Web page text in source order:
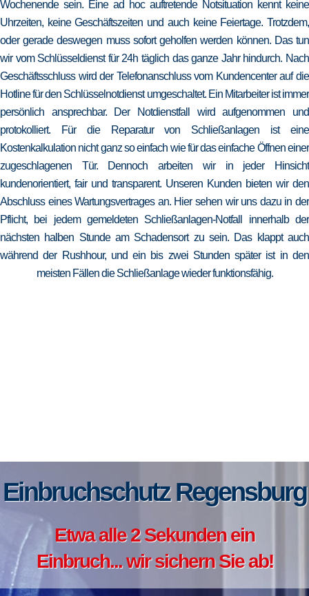
Wochenende sein. Eine ad hoc auftretende Notsituation kennt keine
Uhrzeiten, keine Geschäftszeiten und auch keine Feiertage. Trotzdem,
oder gerade deswegen muss sofort geholfen werden können. Das tun
wir vom Schlüsseldienst für 24h täglich das ganze Jahr hindurch. Nach
Geschäftsschluss wird der Telefonanschluss vom Kundencenter auf die
Hotline für den Schlüsselnotdienst umgeschaltet. Ein Mitarbeiter ist immer
persönlich ansprechbar. Der Notdienstfall wird aufgenommen und
protokolliert. Für die Reparatur von Schließanlagen ist eine
Kostenkalkulation nicht ganz so einfach wie für das einfache Öffnen einer
zugeschlagenen Tür. Dennoch arbeiten wir in jeder Hinsicht
kundenorientiert, fair und transparent. Unseren Kunden bieten wir den
Abschluss eines Wartungsvertrages an. Hier sehen wir uns dazu in der
Pflicht, bei jedem gemeldeten Schließanlagen-Notfall innerhalb der
nächsten halben Stunde am Schadensort zu sein. Das klappt auch
während der Rushhour, und ein bis zwei Stunden später ist in den
meisten Fällen die Schließanlage wieder funktionsfähig.
Einbruchschutz Regensburg
Etwa alle 2 Sekunden ein
Einbruch... wir sichern Sie ab!